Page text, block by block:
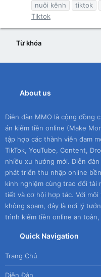
nuôi kênh
tiktok
Tiktok
Từ khóa
About us
Diễn đàn MMO là cộng đồng
án kiếm tiền online (Make
tập hợp các thành viên đam
TikTok, YouTube, Content,
nhiều xu hướng mới. Diễn
phát triển thu nhập online
kinh nghiệm cùng trao đổi
tiết và cơ hội hợp tác. Với
không spam, đây là nơi lý
trình kiếm tiền online an toàn,
Quick Navigation
Trang Chủ
Diễn Đàn